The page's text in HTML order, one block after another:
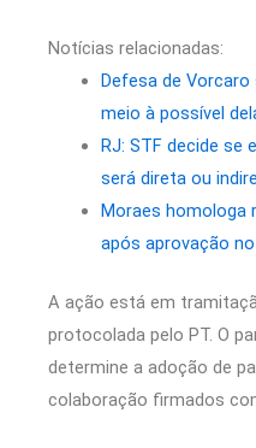
Notícias relacionadas:
Defesa de
meio à possível
RJ: STF decide se
será direta ou
Moraes homologa
após aprovação no
A ação está em
protocolada pelo PT. O
determine a adoção de
colaboração firmados